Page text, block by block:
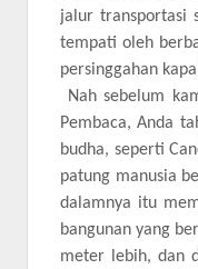
jalur transportasi
tempati oleh
persinggahan
Nah sebelum
Pembaca, Anda
budha, seperti
patung manusia
dalamnya itu
bangunan yang
meter lebih, dan